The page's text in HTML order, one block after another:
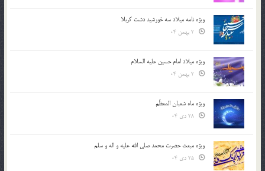
ویژه نامه میلاد سه خورشید دشت کربلا
ویژه میلاد امام حسین علیه السلام
ویژه ماه شعبان المعظّم
ویژه مبعث حضرت محمد صلی الله علیه و اله و سلم